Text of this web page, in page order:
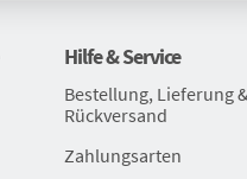
Hilfe & Service
Bestellung, Lieferung
Rückversand
Zahlungsarten